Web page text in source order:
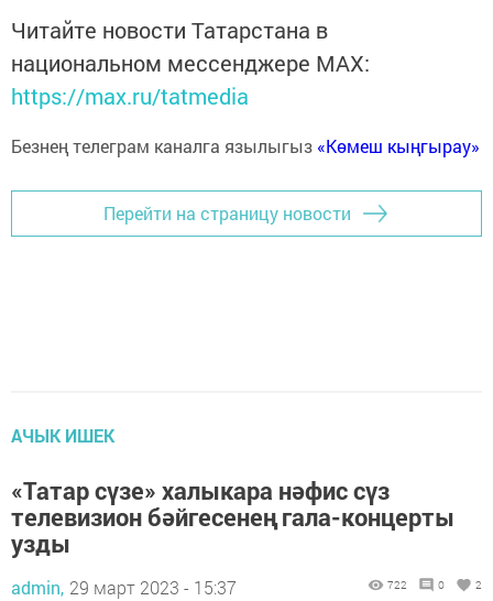
Читайте новости Татарстана в
национальном мессенджере MАХ:
https://max.ru/tatmedia
Безнең телеграм каналга язылыгыз «Көмеш кыңгырау»
Перейти на страницу новости
АЧЫК ИШЕК
«Татар сүзе» халыкара нәфис сүз
телевизион бәйгесенең гала-концерты
узды
admin, 29 март 2023 - 15:37 722 0 2